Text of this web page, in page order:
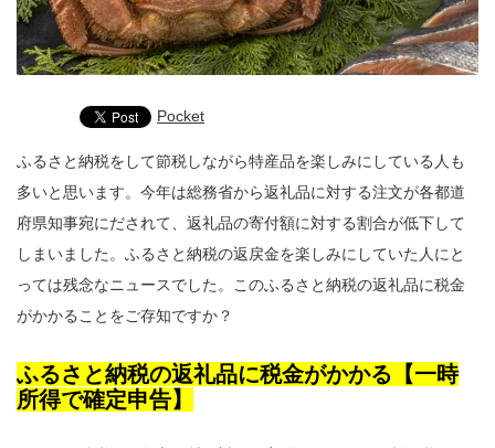
Pocket
ふるさと納税をして節税しながら特産品を楽しみにしている人も
多いと思います。今年は総務省から返礼品に対する注文が各都道
府県知事宛にだされて、返礼品の寄付額に対する割合が低下して
しまいました。ふるさと納税の返戻金を楽しみにしていた人にと
っては残念なニュースでした。このふるさと納税の返礼品に税金
がかかることをご存知ですか？
ふるさと納税の返礼品に税金がかかる【一時
所得で確定申告】